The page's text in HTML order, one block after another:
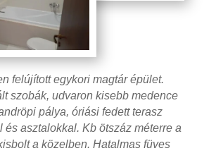
felújított egykori magtár épület.
szobák, udvaron kisebb medence
pálya, óriási fedett terasz
és asztalokkal. Kb ötszáz méterre a
a közelben. Hatalmas füves